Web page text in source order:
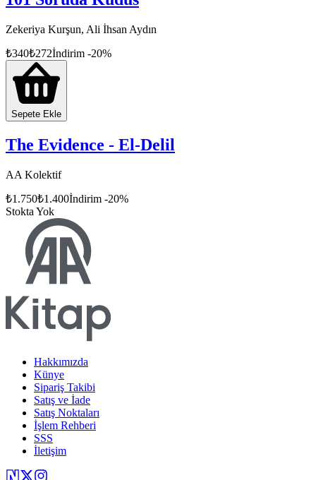
Zekeriya Kurşun, Ali İhsan Aydın
₺340₺272İndirim -20%
Sepete Ekle
The Evidence - El-Delil
AA Kolektif
₺1.750₺1.400İndirim -20%
Stokta Yok
Hakkımızda
Künye
Sipariş Takibi
Satış ve İade
Satış Noktaları
İşlem Rehberi
SSS
İletişim